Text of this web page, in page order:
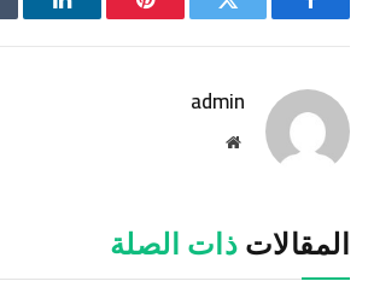
فيسبوك تويتر بينتيريستلينكدإن
admin
موقع
المقالات ذات الصلة